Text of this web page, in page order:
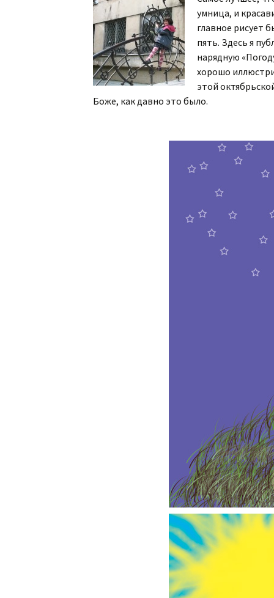
Часы из джинсы
Стихосплетения 36-70
Стихосплетения 70 и
дальше
умница, и
главное рисует
пять. Здесь я
нарядную
хорошо
этой
Боже, как давно это было.